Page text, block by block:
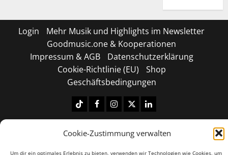
Cookie-Zustimmung verwalten
Um dir ein optimales Erlebnis zu bieten, verwenden wir Technologien wie Cookies, um
Login
Mehr Musik und Highlights im Newsletter
Goodmusic.one & Kooperationen
Impressum & AGB
Datenschutzerklärung
Cookie-Richtlinie (EU)
Shop
Geschäftsbedingungen
TiktokFacebook
Instagram
X LinkedIN
Copyright © 2026 All rights reserved.|MoreNews
by